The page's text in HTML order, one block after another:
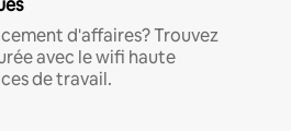
d'affaires? Trouvez
avec le wifi haute
de travail.